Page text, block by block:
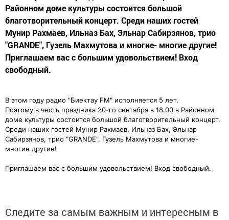
Районном доме культуры состоится большой
благотворительный концерт. Среди наших гостей
Мунир Рахмаев, Ильназ Бах, Эльнар Сабирзянов, трио
"GRANDE", Гузель Махмутова и многие- многие другие!
Приглашаем вас с большим удовольствием! Вход
свободный.
В этом году радио "Биектау FM" исполняется 5 лет.
Поэтому в честь праздника 20-го сентября в 18.00 в Районном
доме культуры состоится большой благотворительный концерт.
Среди наших гостей Мунир Рахмаев, Ильназ Бах, Эльнар
Сабирзянов, трио "GRANDE", Гузель Махмутова и многие-
многие другие!
Приглашаем вас с большим удовольствием! Вход свободный.
Следите за самым важным и интересным в